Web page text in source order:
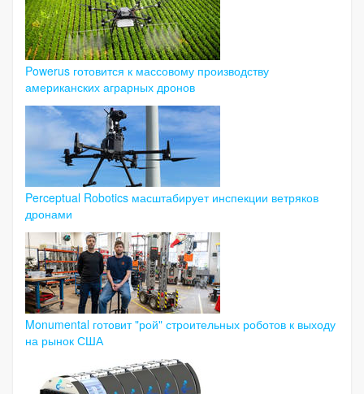
Powerus готовится к массовому производству
американских аграрных дронов
Perceptual Robotics масштабирует инспекции ветряков
дронами
Monumental готовит "рой" строительных роботов к выходу
на рынок США